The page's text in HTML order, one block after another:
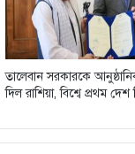
তালেবান সরকারকে
দিল রাশিয়া, বিশ্বে প্রথম দেশ